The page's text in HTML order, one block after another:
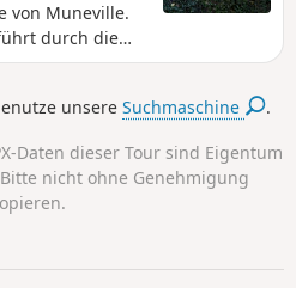
von Muneville.
durch die
und
2021 und 2022
unsereSuchmaschine .
Daten dieser Tour sind Eigentum
nicht ohne Genehmigung